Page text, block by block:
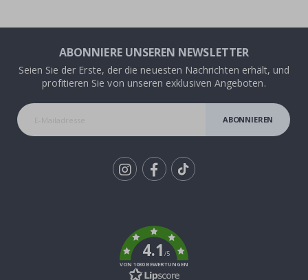
ABONNIERE UNSEREN NEWSLETTER
Seien Sie der Erste, der die neuesten Nachrichten erhält, und
profitieren Sie von unseren exklusiven Angeboten.
ABONNIEREN
4.1/5
VON 1030 BEWERTUNGEN